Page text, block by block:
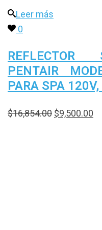
Leer más
0
REFLECTOR
PENTAIR
PARA SPA
$16,854.00 $9,500.00